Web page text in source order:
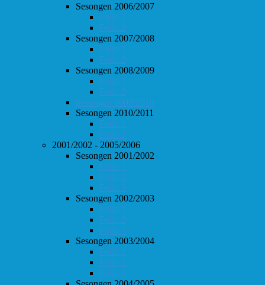
Sesongen 2006/2007
Follo 1
Follo 2
Sesongen 2007/2008
Follo 1
Follo 2
Sesongen 2008/2009
Follo 1
Follo 2
Sesongen 2009/2010
Sesongen 2010/2011
Follo 1
Follo 2
2001/2002 - 2005/2006
Sesongen 2001/2002
Follo 1
Follo 2
Follo 3
Sesongen 2002/2003
Follo 1
Follo 2
Follo 3
Sesongen 2003/2004
Follo 1
Follo 2
Follo 3